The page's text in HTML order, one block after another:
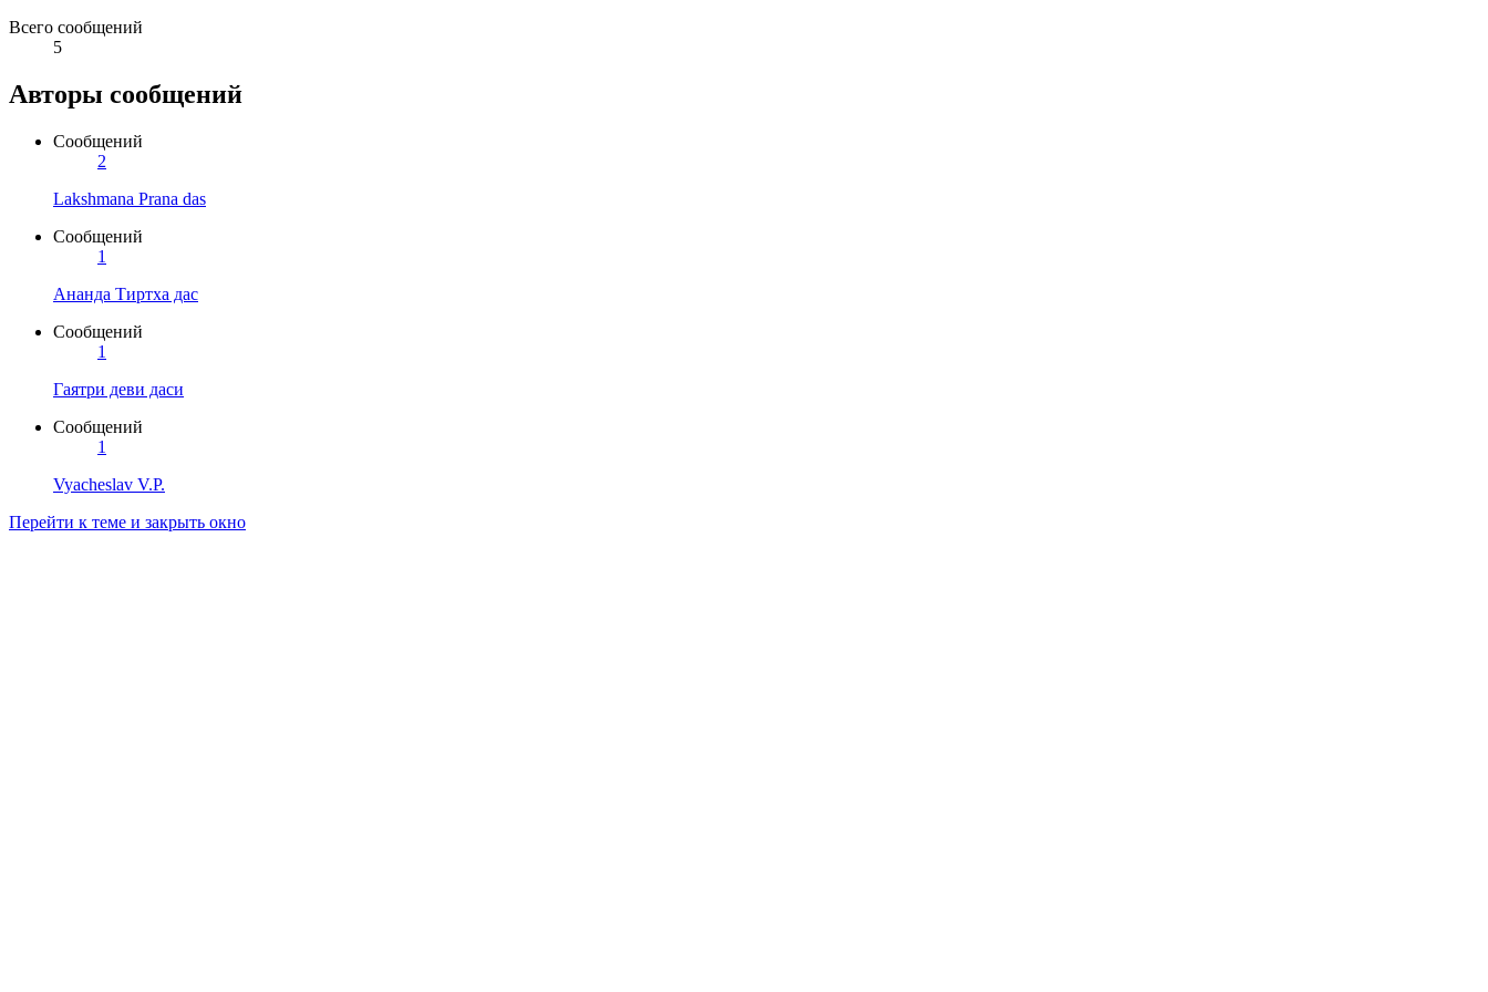
Всего сообщений
5
Авторы сообщений
Сообщений
2
Lakshmana Prana das
Сообщений
1
Ананда Тиртха дас
Сообщений
1
Гаятри деви даси
Сообщений
1
Vyacheslav V.P.
Перейти к теме и закрыть окно